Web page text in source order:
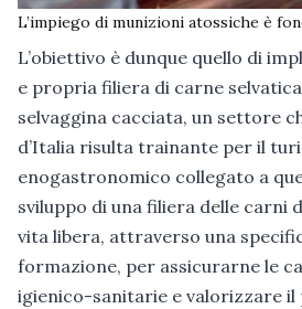
L’impiego di munizioni atossiche è
L’obiettivo è dunque quello di
e propria filiera di carne
selvaggina cacciata, un settore
d’Italia risulta trainante per il
enogastronomico collegato a
sviluppo di una filiera delle carni
vita libera, attraverso una
formazione, per assicurarne le
igienico-sanitarie e valorizzare